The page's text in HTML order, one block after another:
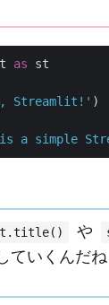
as st
Streamlit!' )
a simple
や
ていくんだね